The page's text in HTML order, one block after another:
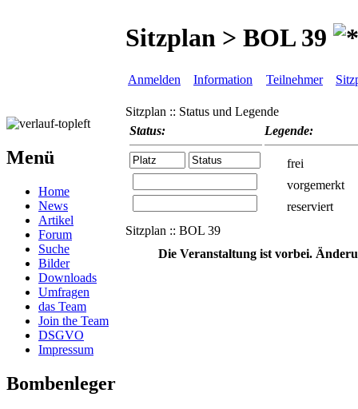
Menü
Home
News
Artikel
Forum
Suche
Bilder
Downloads
Umfragen
das Team
Join the Team
DSGVO
Impressum
Bombenleger
Sitzplan > BOL 39
Anmelden Information Teilnehmer
Sitzplan :: Status und Legende
Status:
Legende:
frei
vorgemerkt
reserviert
Sitzplan :: BOL 39
Die Veranstaltung ist vorbei.